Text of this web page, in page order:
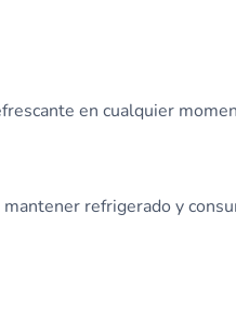
en cualquier
refrigerado y